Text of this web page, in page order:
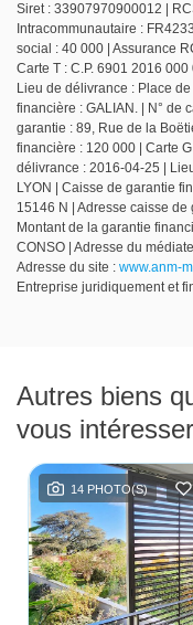
Siret : 33907970900012 |
Intracommunautaire :
social : 40 000 | Assurance
Carte T : C.P. 6901 2016
Lieu de délivrance : Place
financière : GALIAN. | N° de
garantie : 89, Rue de la
financière : 120 000 | Carte
délivrance : 2016-04-25 |
LYON | Caisse de garantie
15146 N | Adresse caisse de
Montant de la garantie
CONSO | Adresse du
Adresse du site : www.anm-
Entreprise juridiquement et
Autres biens
vous intéresser
14 PHOTO(S)